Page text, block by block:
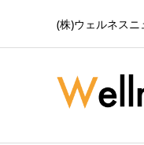
(株)ウェルネス